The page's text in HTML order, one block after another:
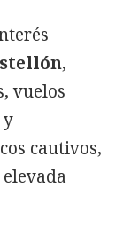
,
vuelos
y
cautivos,